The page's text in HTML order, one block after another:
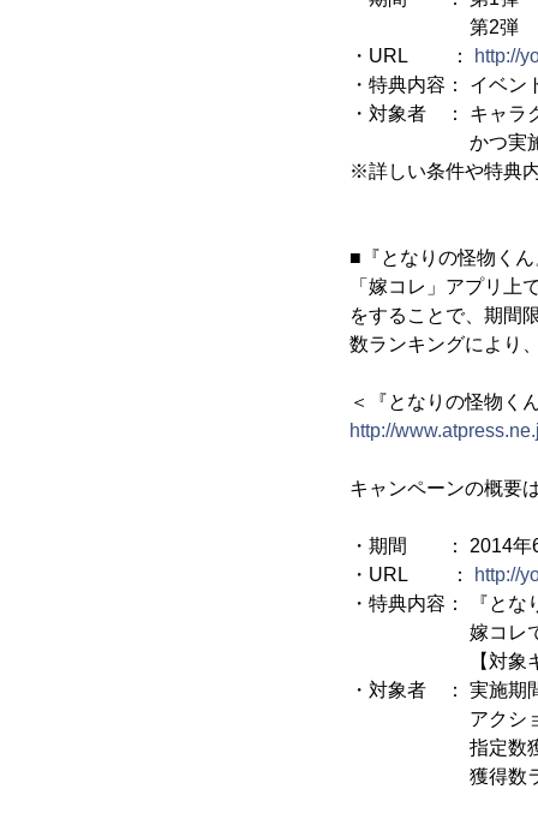
第2弾 2014年5
・URL ：
http://
・特典内容： イベ
・対象者 ： キャラ
かつ実施期間中
※詳しい条件や特典
■『となりの怪物く
「嫁コレ」アプリ上
をすることで、期間
数ランキングにより
＜『となりの怪物く
http://
キャンペーンの概要
・期間 ： 2014年6
・URL ：
http://
・特典内容： 『と
嫁コレで使用で
【対象キャラ
・対象者 ： 実施期
アクションをし
指定数獲得した
獲得数ランキ